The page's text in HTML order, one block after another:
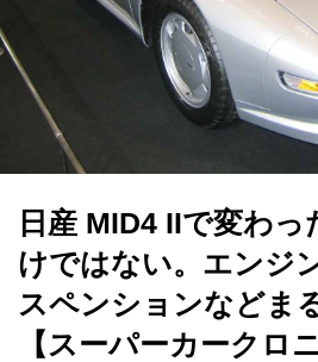
日産 MID4 IIで変わ
けではない。エンジ
スペンションなどま
【スーパーカークロ